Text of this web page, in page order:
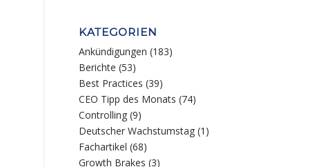
KATEGORIEN
Ankündigungen (183)
Berichte (53)
Best Practices (39)
CEO Tipp des Monats (74)
Controlling (9)
Deutscher Wachstumstag (1)
Fachartikel (68)
Growth Brakes (3)